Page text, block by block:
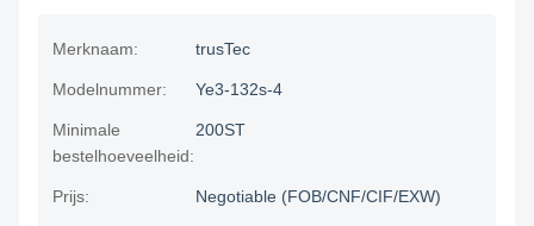
Merknaam: trusTec
Modelnummer: Ye3-132s-4
Minimale
bestelhoeveelheid:
200ST
Prijs: Negotiable (FOB/CNF/CIF/EXW)